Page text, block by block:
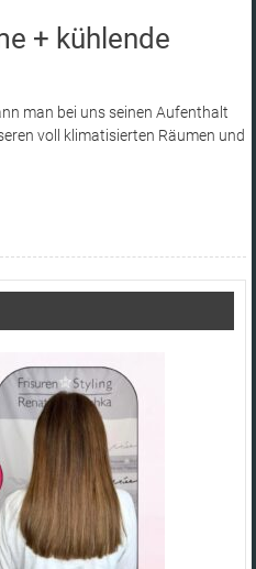
+ kühlende
man bei uns seinen Aufenthalt
voll klimatisierten Räumen und